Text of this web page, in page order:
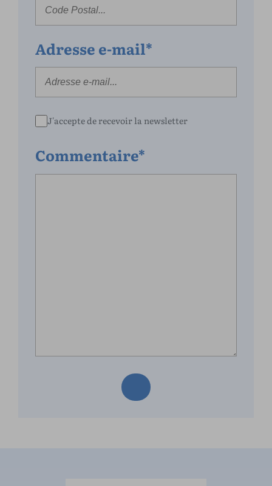
Adresse e-mail*
J'accepte de recevoir la newsletter
Commentaire*